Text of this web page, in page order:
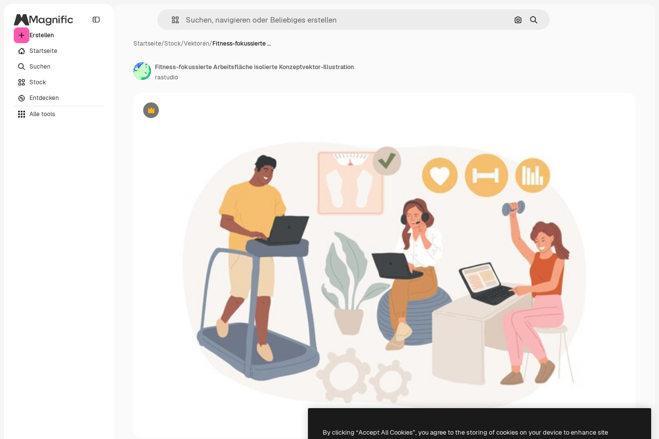
Erstellen
Startseite
Suchen
Stock
Entdecken
Alle tools
Nach Bild suchen
Suchen
Startseite/Stock/Vektoren/Fitness-fokussierte …
Premium
Fitness-fokussierte Arbeitsfläche isolierte Konzeptvektor-Illustration
rastudio
By clicking “Accept All Cookies”, you agree to the storing of cookies on your device to enhance site